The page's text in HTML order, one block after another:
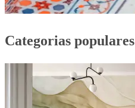
Categorias populares